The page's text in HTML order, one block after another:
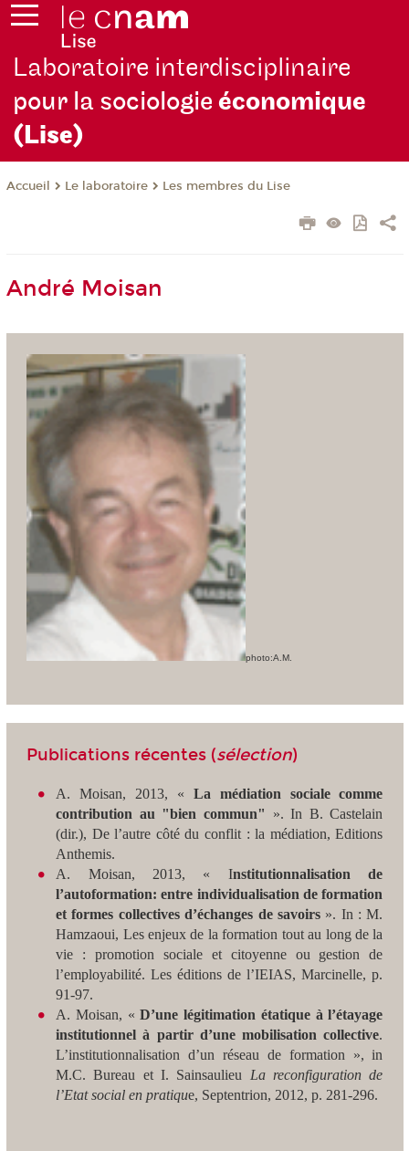
Laboratoire interdisciplinaire
pour la sociologieéconomique
(Lise)
Accueil Le laboratoire Les membres du Lise
André Moisan
photo:A.M.
Publications récentes (sélection)
A. Moisan, 2013, « La médiation sociale comme
contribution au "bien commun"
». In B. Castelain
(dir.), De l’autre côté du conflit : la médiation, Editions
Anthemis.
A. Moisan, 2013, « Institutionnalisation de
l’autoformation: entre individualisation de formation
et formes collectives d’échanges de savoirs». In : M.
Hamzaoui, Les enjeux de la formation tout au long de la
vie : promotion sociale et citoyenne ou gestion de
l’employabilité. Les éditions de l’IEIAS, Marcinelle, p.
91-97.
A. Moisan, «D’une légitimation étatique à l’étayage
institutionnel à partir d’une mobilisation collective.
L’institutionnalisation d’un réseau de formation », in
M.C. Bureau et I. Sainsaulieu La reconfiguration de
l’Etat social en pratique, Septentrion, 2012, p. 281-296.